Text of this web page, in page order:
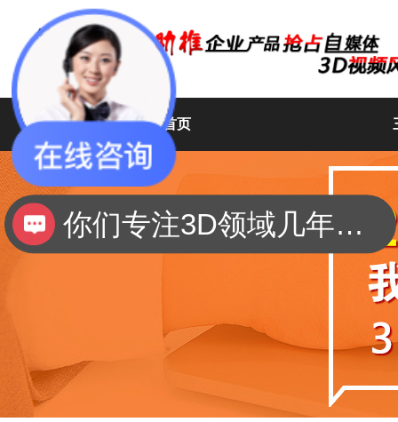
高维动画
网站首页
你们专注3D领域几年了？